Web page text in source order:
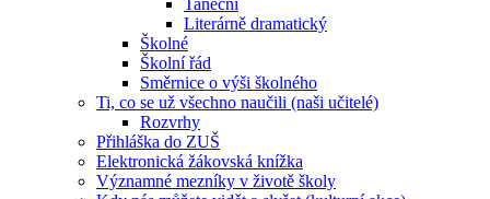
Taneční
Literárně dramatický
Školné
Školní řád
Směrnice o výši školného
Ti, co se už všechno naučili (naši učitelé)
Rozvrhy
Přihláška do ZUŠ
Elektronická žákovská knížka
Významné mezníky v životě školy